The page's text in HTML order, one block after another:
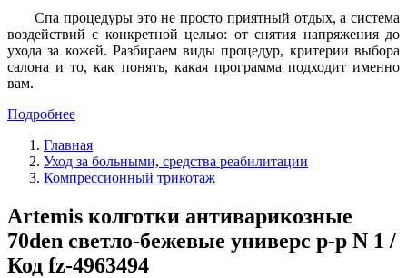
Спа процедуры это не просто приятный отдых, а система
воздействий с конкретной целью: от снятия напряжения до
ухода за кожей. Разбираем виды процедур, критерии выбора
салона и то, как понять, какая программа подходит именно
вам.
Подробнее
Главная
Уход за больными, средства реабилитации
Компрессионный трикотаж
Artemis колготки антиварикозные
70den светло-бежевые универс р-р N 1 /
Код fz-4963494